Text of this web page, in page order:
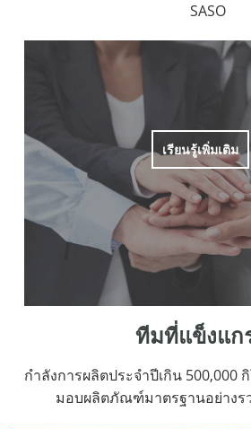
SASO
เรียนรู้เพิ่มเติม
ทีมที่แข็งแก
กำลังการผลิตประจำปีเกิน 500,000
มอบผลิตภัณฑ์มาตรฐานอย่างร